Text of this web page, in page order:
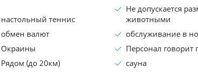
настольный теннис
Не допускается
животными
обмен валют
обслуживание в
Окраины
Персонал говорит
Рядом (до 20км)
сауна